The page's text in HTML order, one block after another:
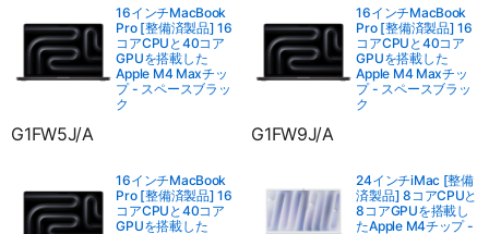
16インチMacBook
Pro [整備済製品] 16
コアCPUと40コア
GPUを搭載した
Apple M4 Maxチッ
プ - スペースブラッ
ク
G1FW5J/A
16インチMacBook
Pro [整備済製品] 16
コアCPUと40コア
GPUを搭載した
Apple M4 Maxチッ
プ - スペースブラッ
ク
G1FW9J/A
16インチMacBook
Pro [整備済製品] 16
コアCPUと40コア
GPUを搭載した
24インチiMac [整備
済製品] 8コアCPUと
8コアGPUを搭載し
たApple M4チップ -